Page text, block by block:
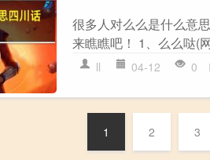
很多人对么么是什么意
来瞧瞧吧！ 1、么么哒(
ll 04-12 0
1 2 3